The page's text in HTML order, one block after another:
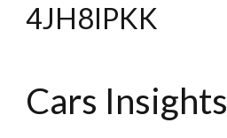
4JH8IPKK
Cars Insights